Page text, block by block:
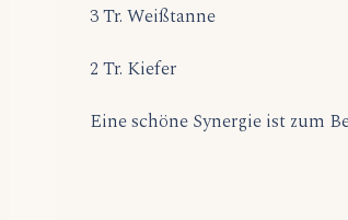
3 Tr. Weißtanne
2 Tr. Kiefer
Eine schöne Synergie ist zum